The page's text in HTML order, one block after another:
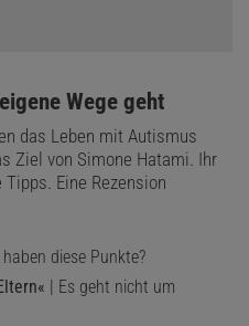
Wege geht
das Leben mit Autismus
Ziel von Simone Hatami. Ihr
Eine Rezension
diese Punkte?
| Es geht nicht um